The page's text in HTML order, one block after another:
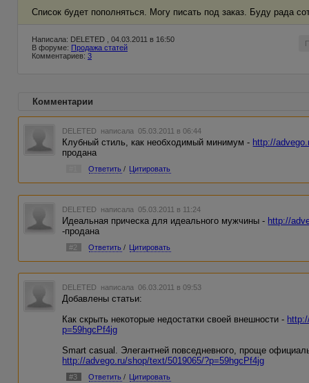
Список будет пополняться. Могу писать под заказ. Буду рада
Написала: DELETED , 04.03.2011 в 16:50
В форуме: Продажа статей
Комментариев: 3
Комментарии
DELETED написала 05.03.2011 в 06:44
Клубный стиль, как необходимый минимум - http://
продана
Ответить / Цитировать
DELETED написала 05.03.2011 в 11:24
Идеальная прическа для идеального мужчины - http://
-продана
#2 Ответить / Цитировать
DELETED написала 06.03.2011 в 09:53
Добавлены статьи:
Как скрыть некоторые недостатки своей внешности -
p=59hgcPf4jg
Smart casual. Элегантней повседневного, проще
http://advego.ru/shop/text/5019065/?p=59hgcPf4jg
#3 Ответить / Цитировать